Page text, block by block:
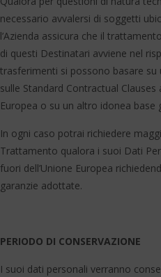
necessario avvalersi di soggetti
l’Azienda assicura che il
di questi Destinatari avviene nel
trasferimenti si possono basare su
sulle Standard Contractual
Europea o su un altro idonea base
In ogni caso potrai richiedere
Trattamento qualora i suoi Dati
fuori dell’Unione Europea
garanzie adottate.
PERIODO DI CONSERVAZIONE
I suoi dati personali verranno